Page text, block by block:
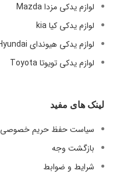
لوازم یدکی مزدا Mazda
لوازم یدکی کیا kia
لوازم یدکی هیوندای Hyundai
لوازم یدکی تویوتا Toyota
لینک های مفید
سیاست حفظ حریم خصوصی
بازگشت وجه
شرایط و ضوابط